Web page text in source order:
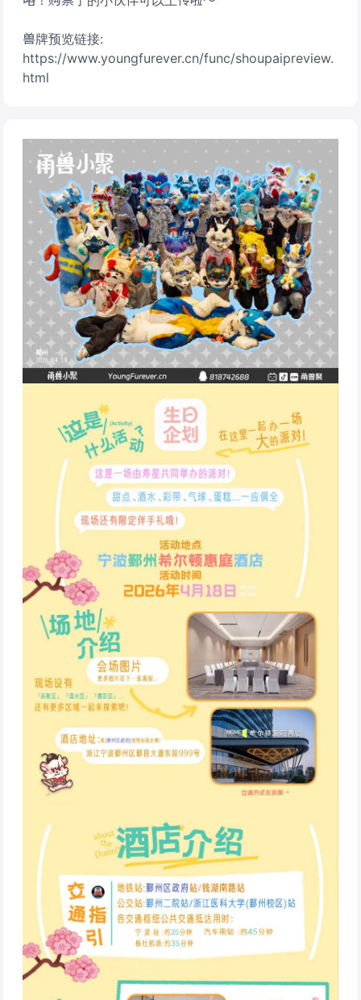
兽牌预览链接:
https://www.youngfurever.cn/func/shoupaipreview.
html